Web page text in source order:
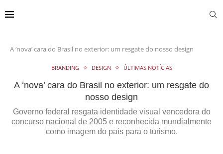
A ‘nova’ cara do Brasil no exterior: um resgate do nosso design
BRANDING DESIGN ÚLTIMAS NOTÍCIAS
A ‘nova’ cara do Brasil no exterior: um resgate do
nosso design
Governo federal resgata identidade visual vencedora do
concurso nacional de 2005 e reconhecida mundialmente
como imagem do país para o turismo.